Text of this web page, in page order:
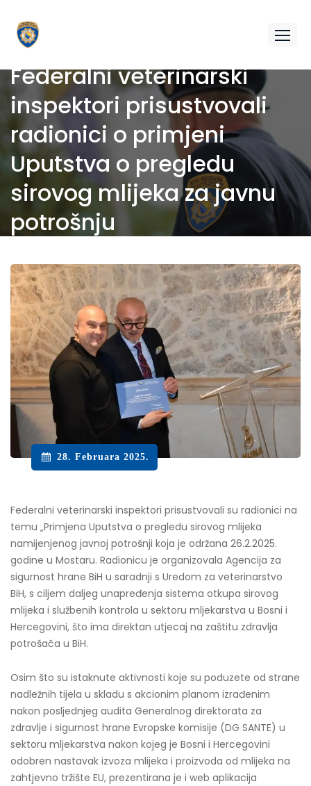
Federalni veterinarski
inspektori prisustvovali
radionici o primjeni
Uputstva o pregledu
sirovog mlijeka za javnu
potrošnju
28. Februara 2025.
Federalni veterinarski inspektori prisustvovali su radionici na
temu „Primjena Uputstva o pregledu sirovog mlijeka
namijenjenog javnoj potrošnji koja je održana 26.2.2025.
godine u Mostaru. Radionicu je organizovala Agencija za
sigurnost hrane BiH u saradnji s Uredom za veterinarstvo
BiH, s ciljem daljeg unapređenja sistema otkupa sirovog
mlijeka i službenih kontrola u sektoru mljekarstva u Bosni i
Hercegovini, što ima direktan utjecaj na zaštitu zdravlja
potrošača u BiH.
Osim što su istaknute aktivnosti koje su poduzete od strane
nadležnih tijela u skladu s akcionim planom izrađenim
nakon posljednjeg audita Generalnog direktorata za
zdravlje i sigurnost hrane Evropske komisije (DG SANTE) u
sektoru mljekarstva nakon kojeg je Bosni i Hercegovini
odobren nastavak izvoza mlijeka i proizvoda od mlijeka na
zahtjevno tržište EU, prezentirana je i web aplikacija